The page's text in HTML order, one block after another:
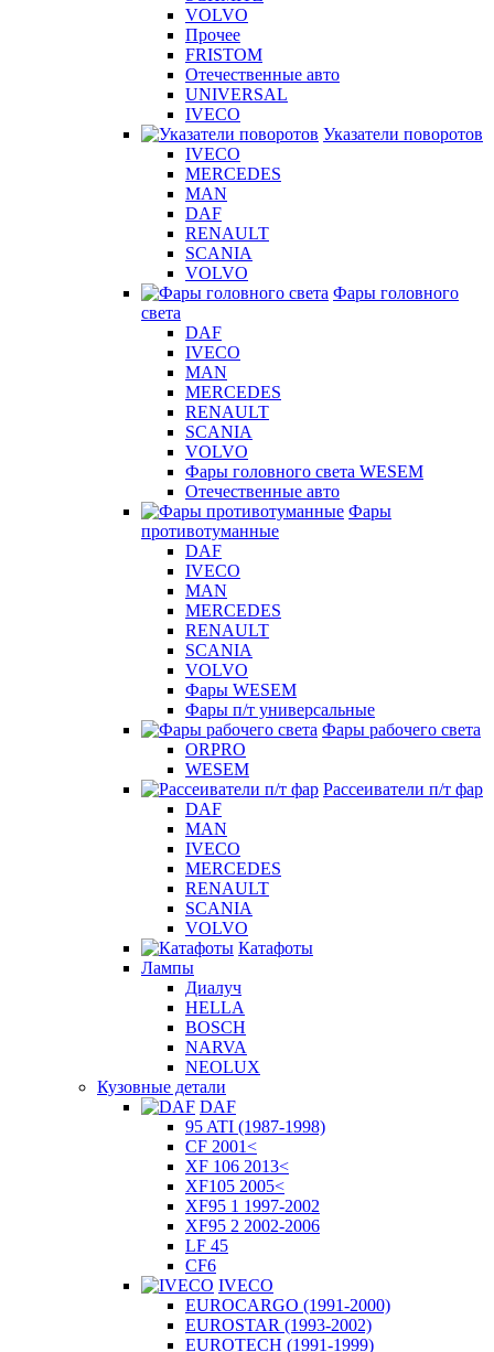
VOLVO
Прочее
FRISTOM
Отечественные авто
UNIVERSAL
IVECO
Указатели поворотов
IVECO
MERCEDES
MAN
DAF
RENAULT
SCANIA
VOLVO
Фары головного
света
DAF
IVECO
MAN
MERCEDES
RENAULT
SCANIA
VOLVO
Фары головного света WESEM
Отечественные авто
Фары
противотуманные
DAF
IVECO
MAN
MERCEDES
RENAULT
SCANIA
VOLVO
Фары WESEM
Фары п/т универсальные
Фары рабочего света
ORPRO
WESEM
Рассеиватели п/т фар
DAF
MAN
IVECO
MERCEDES
RENAULT
SCANIA
VOLVO
Катафоты
Лампы
Диалуч
HELLA
BOSCH
NARVA
NEOLUX
Кузовные детали
DAF
95 ATI (1987-1998)
CF 2001<
XF 106 2013<
XF105 2005<
XF95 1 1997-2002
XF95 2 2002-2006
LF 45
CF6
IVECO
EUROCARGO (1991-2000)
EUROSTAR (1993-2002)
EUROTECH (1991-1999)